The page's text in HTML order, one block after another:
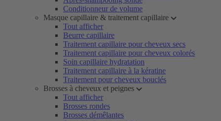
Conditionneur de volume
Masque capillaire & traitement capillaire
Tout afficher
Beurre capillaire
Traitement capillaire pour cheveux secs
Traitement capillaire pour cheveux colorés
Soin capillaire hydratation
Traitement capillaire à la kératine
Traitement pour cheveux bouclés
Brosses à cheveux et peignes
Tout afficher
Brosses rondes
Brosses démêlantes